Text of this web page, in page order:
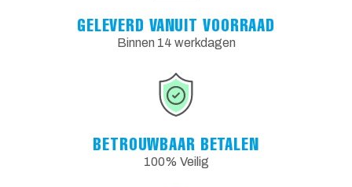
GELEVERD VANUIT VOORRAAD
Binnen 14 werkdagen
BETROUWBAAR BETALEN
100% Veilig